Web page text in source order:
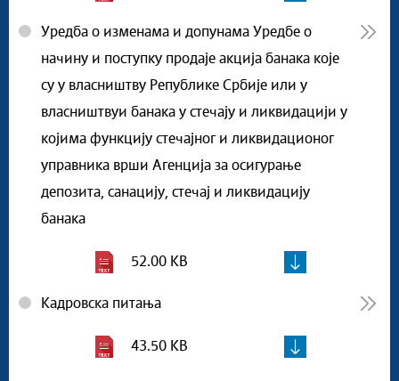
Уредба о изменама и допунама Уредбе о
начину и поступку продаје акција банака које
су у власништву Републике Србије или у
власништвуи банака у стечају и ликвидацији у
којима функцију стечајног и ликвидационог
управника врши Агенција за осигурање
депозита, санацију, стечај и ликвидацију
банака
52.00 KB
Кадровска питања
43.50 KB